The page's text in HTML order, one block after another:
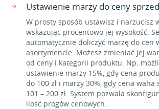
Ustawienie marży do ceny
W prosty sposób ustawisz i narzucisz
wskazując procentowo jej wysokość.
automatycznie doliczyć marżę do cen
asortymencie. Możesz zmieniać jej
od ceny i kategorii produktu. Np.
ustawienie marży 15%, gdy cena
do 100 zł i marży 30%, gdy cena
101 – 200 zł. System pozwala
ilość progów cenowych.